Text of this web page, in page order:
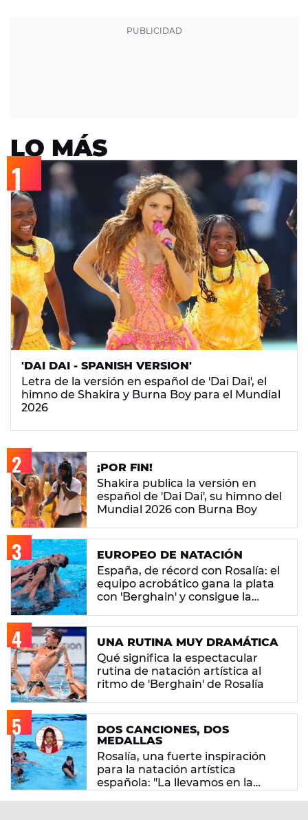
LO MÁS
'DAI DAI - SPANISH VERSION'
Letra de la versión en español de 'Dai Dai', el
himno de Shakira y Burna Boy para el Mundial
2026
¡POR FIN!
Shakira publica la versión en
español de 'Dai Dai', su himno del
Mundial 2026 con Burna Boy
EUROPEO DE NATACIÓN
España, de récord con Rosalía: el
equipo acrobático gana la plata
con 'Berghain' y consigue la
UNA RUTINA MUY DRAMÁTICA
Qué significa la espectacular
rutina de natación artística al
ritmo de 'Berghain' de Rosalía
DOS CANCIONES, DOS
MEDALLAS
Rosalía, una fuerte inspiración
para la natación artística
española: "La llevamos en la